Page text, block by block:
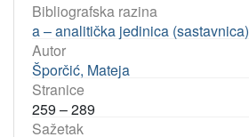
Bibliografska razina
a – analitička jedinica (sastavnica)
Autor
Šporčić, Mateja
Stranice
259 – 289
Sažetak